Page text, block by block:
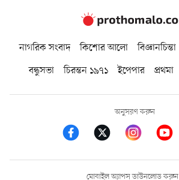
নাগরিক সংবাদ কিশোর আলো বিজ্ঞানচিন্তা
বন্ধুসভা
চিরন্তন ১৯৭১ ইপেপার প্রথমা
অনুসরণ করুন
মোবাইল অ্যাপস ডাউনলোড করুন